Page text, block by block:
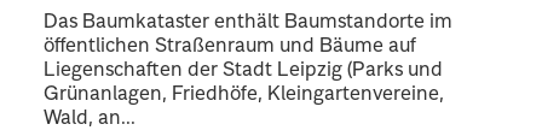
Das Baumkataster enthält Baumstandorte im
öffentlichen Straßenraum und Bäume auf
Liegenschaften der Stadt Leipzig (Parks und
Grünanlagen, Friedhöfe, Kleingartenvereine,
Wald, an...